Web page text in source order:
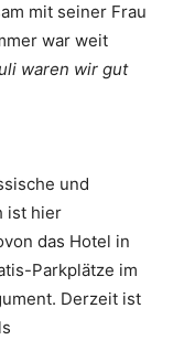
mit seiner Frau
war weit
waren wir gut
und
ist hier
das Hotel in
Parkplätze im
Derzeit ist